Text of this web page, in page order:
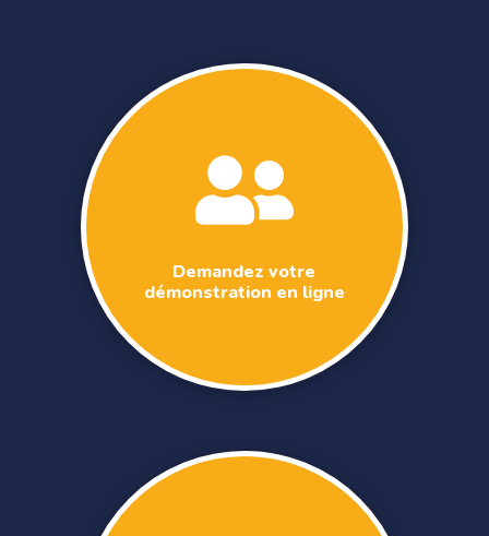

Demandez votre
démonstration en ligne